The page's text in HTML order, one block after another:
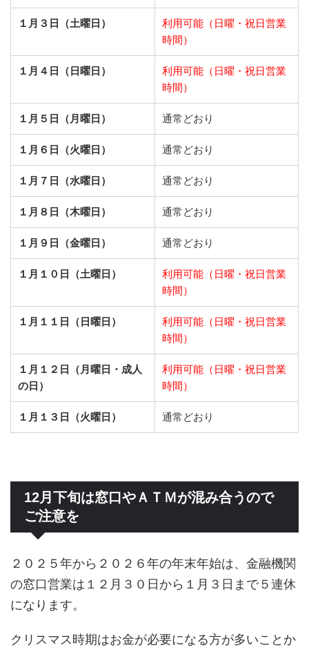
１月３日（土曜日）
利用可能（日曜・祝日営業
時間）
１月４日（日曜日）
利用可能（日曜・祝日営業
時間）
１月５日（月曜日） 通常どおり
１月６日（火曜日） 通常どおり
１月７日（水曜日） 通常どおり
１月８日（木曜日） 通常どおり
１月９日（金曜日） 通常どおり
１月１０日（土曜日）
利用可能（日曜・祝日営業
時間）
１月１１日（日曜日）
利用可能（日曜・祝日営業
時間）
１月１２日（月曜日・成人
の日）
利用可能（日曜・祝日営業
時間）
１月１３日（火曜日） 通常どおり
12月下旬は窓口やＡＴＭが混み合うので
ご注意を
２０２５年から２０２６年の年末年始は、金融機関
の窓口営業は１２月３０日から１月３日まで５連休
になります。
クリスマス時期はお金が必要になる方が多いことか